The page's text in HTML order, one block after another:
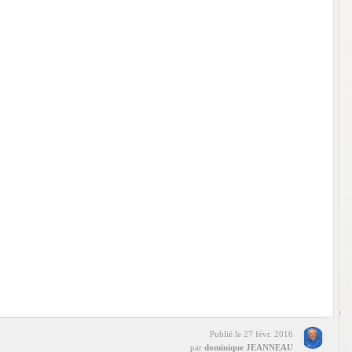
Publié le 27 févr. 2016
par dominique JEANNEAU